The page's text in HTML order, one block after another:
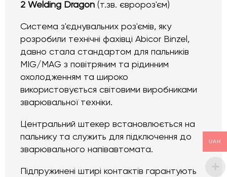
2 Welding Dragon (т.зв. євророз'єм)
Система з'єднувальних роз'ємів, яку
розробили технічні фахівці Abicor Binzel,
давно стала стандартом для пальників
MIG/MAG з повітряним та рідинним
охолодженням та широко
використовується світовими виробниками
зварювальної техніки.
Центральний штекер встановлюється на
пальнику та служить для підключення до
зварювального напівавтомата.
Підпружинені штирі контактів гарантують
UAH